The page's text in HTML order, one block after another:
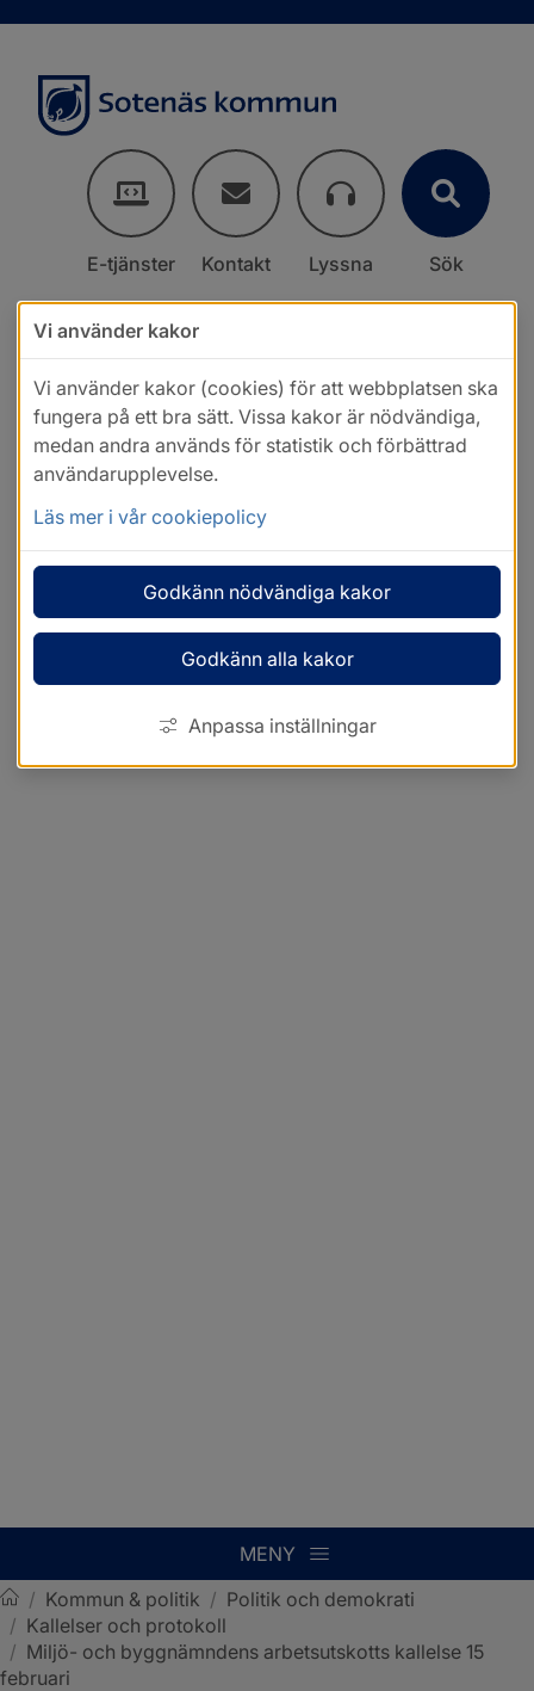
E-tjänster Kontakt Lyssna Sök
MENY
Sotenäs kommun
/ Kommun & politik / Politik och demokrati
/ Kallelser och protokoll
/ Miljö- och byggnämndens arbetsutskotts kallelse 15
februari
Vi använder kakor
Vi använder kakor (cookies) för att webbplatsen ska
fungera på ett bra sätt. Vissa kakor är nödvändiga,
medan andra används för statistik och förbättrad
användarupplevelse.
Läs mer i vår cookiepolicy
Godkänn nödvändiga kakor
Godkänn alla kakor
Anpassa inställningar